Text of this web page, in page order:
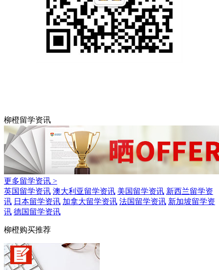
柳橙留学资讯
更多留学资讯 >
英国留学资讯 澳大利亚留学资讯 美国留学资讯 新西兰留学资
讯 日本留学资讯 加拿大留学资讯 法国留学资讯 新加坡留学资
讯 德国留学资讯
柳橙购买推荐